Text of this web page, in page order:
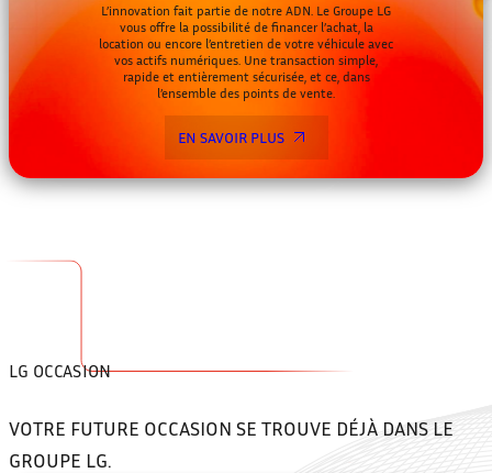
L’innovation fait partie de notre ADN. Le Groupe LG
vous offre la possibilité de financer l’achat, la
location ou encore l’entretien de votre véhicule avec
vos actifs numériques. Une transaction simple,
rapide et entièrement sécurisée, et ce, dans
l’ensemble des points de vente.
EN SAVOIR PLUS
LG OCCASION
VOTRE FUTURE OCCASION SE TROUVE DÉJÀ DANS LE
GROUPE LG.